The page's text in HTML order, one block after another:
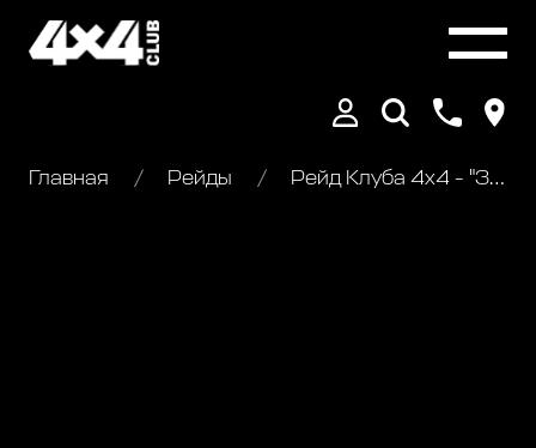
Главная Рейды Рейд Клуба 4х4 - "Золотая осень Валдая"